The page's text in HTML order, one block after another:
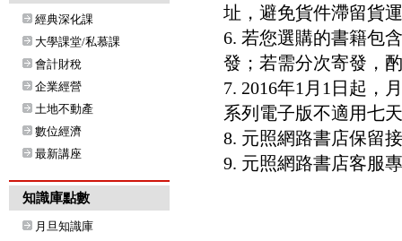
經典深化課
大學課堂/私慕課
會計財稅
企業經營
土地不動產
數位經濟
最新講座
知識庫點數
月旦知識庫
址，避免貨件滯留貨
6. 若您選購的書籍包
發；若需分次寄發，
7. 2016年1月1日起，
系列電子版不適用七
8. 元照網路書店保留
9. 元照網路書店客服